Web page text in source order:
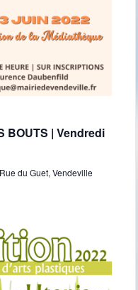
BOUTS | Vendredi
Rue du Guet, Vendeville